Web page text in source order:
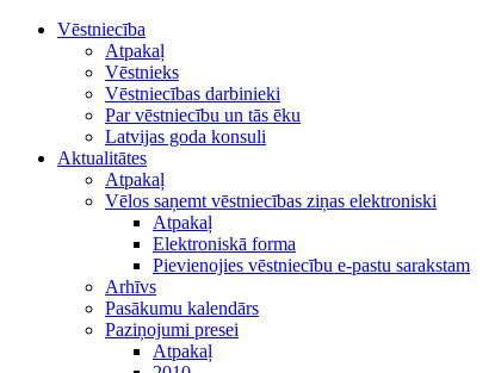
Vēstniecība
Atpakaļ
Vēstnieks
Vēstniecības darbinieki
Par vēstniecību un tās ēku
Latvijas goda konsuli
Aktualitātes
Atpakaļ
Vēlos saņemt vēstniecības ziņas elektroniski
Atpakaļ
Elektroniskā forma
Pievienojies vēstniecību e-pastu sarakstam
Arhīvs
Pasākumu kalendārs
Paziņojumi presei
Atpakaļ